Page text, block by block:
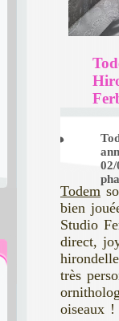
Todem
bien
Studio
direct,
très
oiseaux